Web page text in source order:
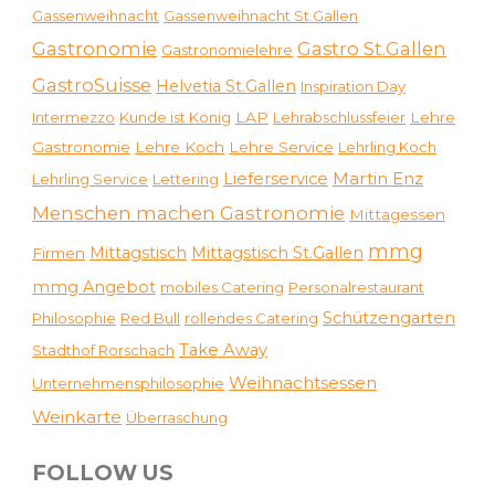
Gassenweihnacht Gassenweihnacht St.Gallen
Gastronomie Gastronomielehre Gastro St.Gallen
GastroSuisse Helvetia St.Gallen Inspiration Day
Intermezzo Kunde ist König LAP Lehrabschlussfeier Lehre
Gastronomie Lehre Koch Lehre Service Lehrling Koch
Lehrling Service Lettering Lieferservice Martin Enz
Menschen machen Gastronomie Mittagessen
Firmen Mittagstisch Mittagstisch St.Gallen mmg
mmg Angebot mobiles Catering Personalrestaurant
Philosophie Red Bull rollendes Catering Schützengarten
Stadthof Rorschach Take Away
Unternehmensphilosophie Weihnachtsessen
Weinkarte Überraschung
FOLLOW US